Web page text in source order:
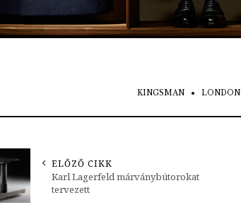
KINGSMAN LONDON
ELŐZŐ CIKK
Karl Lagerfeld márványbútorokat
tervezett